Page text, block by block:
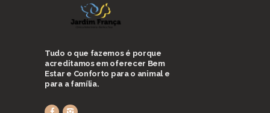
Tudo o que fazemos é porque
acreditamos em oferecer Bem
Estar e Conforto para o animal e
para a família.